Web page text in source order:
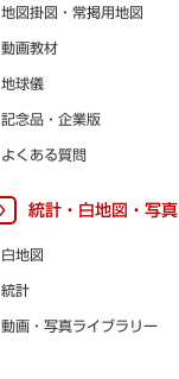
地図掛図・常掲用地図
動画教材
地球儀
記念品・企業版
よくある質問
統計・白地図・写真
白地図
統計
動画・写真ライブラリー